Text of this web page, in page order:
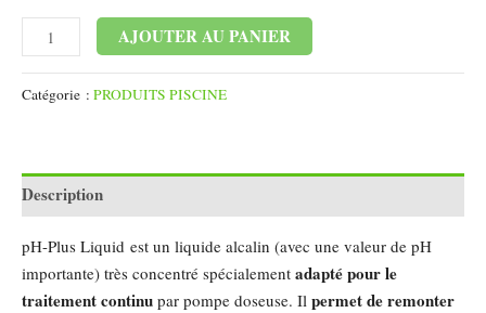
AJOUTER AU PANIER
Catégorie : PRODUITS PISCINE
Description
pH-Plus Liquid est un liquide alcalin (avec une valeur de pH
importante) très concentré spécialement adapté pour le
traitement continu par pompe doseuse. Il permet de remonter